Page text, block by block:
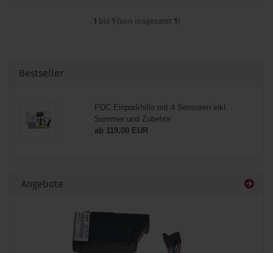
1 bis 1 (von insgesamt 1)
Bestseller
PDC Einparkhilfe mit 4 Sensoren inkl.
Summer und Zubehör
ab 119,00 EUR
Angebote